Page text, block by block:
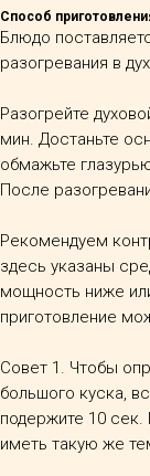
Способ
Блюдо
разогревания в
Разогрейте
мин. Достаньте
обмажьте
После
Рекомендуем
здесь указаны
мощность ниже
приготовление
Совет 1. Чтобы
большого куска,
подержите 10 сек.
иметь такую же